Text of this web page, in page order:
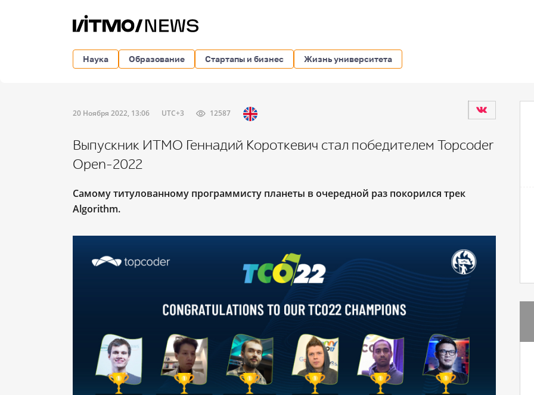
Наука Образование Стартапы и бизнес Жизнь университета
20 Ноября 2022, 13:06 UTC+3 12587
Выпускник ИТМО Геннадий Короткевич стал победителем Topcoder
Open-2022
Самому титулованному программисту планеты в очередной раз покорился трек
Algorithm.